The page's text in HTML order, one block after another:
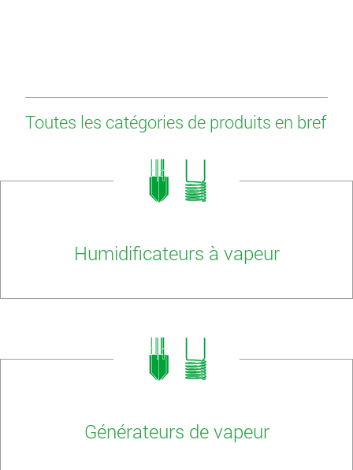
Toutes les catégories de produits en bref
Humidificateurs à vapeur
Générateurs de vapeur